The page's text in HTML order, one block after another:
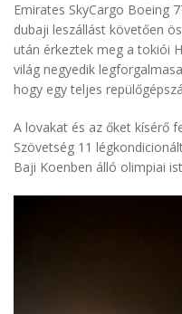
Emirates SkyCargo Boeing
dubaji leszállást követően
után érkeztek meg a tokiói
világ negyedik
hogy egy teljes
A lovakat és az őket kísérő
Szövetség 11
Baji Koenben álló olimpiai